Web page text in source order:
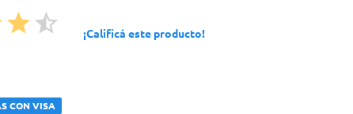
¡Calificá este producto!
CON VISA